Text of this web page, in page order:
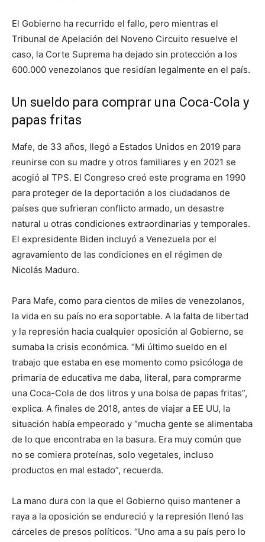
El Gobierno ha recurrido el fallo, pero mientras el
Tribunal de Apelación del Noveno Circuito resuelve el
caso, la Corte Suprema ha dejado sin protección a los
600.000 venezolanos que residían legalmente en el país.
Un sueldo para comprar una Coca-Cola y
papas fritas
Mafe, de 33 años, llegó a Estados Unidos en 2019 para
reunirse con su madre y otros familiares y en 2021 se
acogió al TPS. El Congreso creó este programa en 1990
para proteger de la deportación a los ciudadanos de
países que sufrieran conflicto armado, un desastre
natural u otras condiciones extraordinarias y temporales.
El expresidente Biden incluyó a Venezuela por el
agravamiento de las condiciones en el régimen de
Nicolás Maduro.
Para Mafe, como para cientos de miles de venezolanos,
la vida en su país no era soportable. A la falta de libertad
y la represión hacia cualquier oposición al Gobierno, se
sumaba la crisis económica. “Mi último sueldo en el
trabajo que estaba en ese momento como psicóloga de
primaria de educativa me daba, literal, para comprarme
una Coca-Cola de dos litros y una bolsa de papas fritas”,
explica. A finales de 2018, antes de viajar a EE UU, la
situación había empeorado y “mucha gente se alimentaba
de lo que encontraba en la basura. Era muy común que
no se comiera proteínas, solo vegetales, incluso
productos en mal estado”, recuerda.
La mano dura con la que el Gobierno quiso mantener a
raya a la oposición se endureció y la represión llenó las
cárceles de presos políticos. “Uno ama a su país pero lo